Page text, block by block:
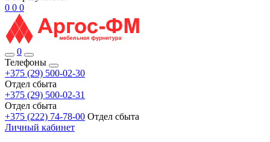
0 0 0
0
Телефоны
+375 (29) 500-02-30
Отдел сбыта
+375 (29) 500-02-31
Отдел сбыта
+375 (222) 74-78-00 Отдел сбыта
Личный кабинет